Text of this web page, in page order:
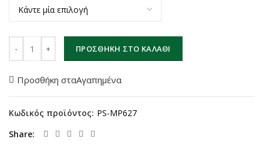
ΠΡΟΣΘΉΚΗ ΣΤΟ ΚΑΛΆΘΙ
Προσθήκη σταΑγαπημένα
Κωδικός προϊόντος: PS-MP627
Share